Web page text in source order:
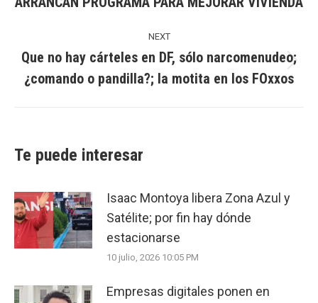
NEXT
Next
post:
Que no hay cárteles en DF, sólo narcomenudeo;
¿comando o pandilla?; la motita en los FOxxos
Te puede interesar
Isaac Montoya libera Zona Azul y
Satélite; por fin hay dónde
estacionarse
10 julio, 2026 10:05 PM
Empresas digitales ponen en